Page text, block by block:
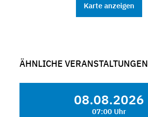
Karte anzeigen
ÄHNLICHE VERANSTALTUNGEN
08.08.2026
07:00 Uhr